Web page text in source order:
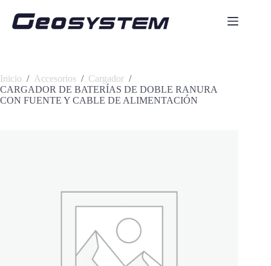
contenido
Inicio / Accesorios / Cargador /
CARGADOR DE BATERÍAS DE DOBLE RANURA
CON FUENTE Y CABLE DE ALIMENTACIÓN